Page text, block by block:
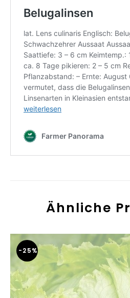
Ähnliche
-25%